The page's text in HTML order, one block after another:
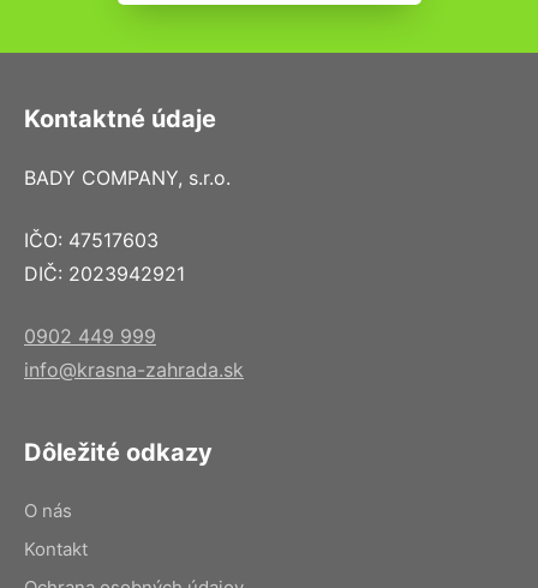
Kontaktné údaje
BADY COMPANY, s.r.o.
IČO: 47517603
DIČ: 2023942921
0902 449 999
info@krasna-zahrada.sk
Dôležité odkazy
O nás
Kontakt